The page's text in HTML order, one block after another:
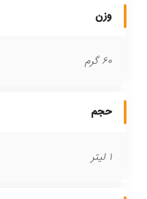
وزن
60 گرم
حجم
1 لیتر